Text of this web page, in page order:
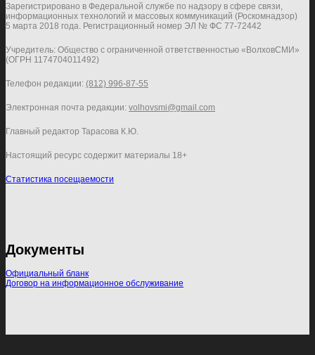
Зарегистрировано в Федеральной службе по надзору в сфере связи,
информационных технологий и массовых коммуникаций (Роскомнадзор)
5 марта 2018 года. Регистрационный номер ЭЛ № ФС 77-72442
Учредитель: Общество с ограниченной ответственностью «ВолховСМИ»
(ОГРН 1174704011492)
Телефон редакции: (812) 996-87-55
Электронная почта редакции: volhovsmi@gmail.com
Главный редактор Тарасова К.Ю.
Настоящий ресурс содержит материалы 18+
Статистика посещаемости
Документы
Официальный бланк
Договор на информационное обслуживание